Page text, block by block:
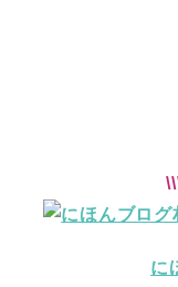
に